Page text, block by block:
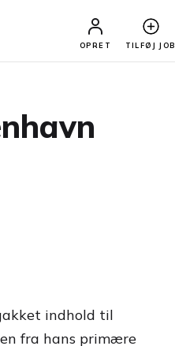
OPRET TILFØJ JOB
indhold til
fra hans primære